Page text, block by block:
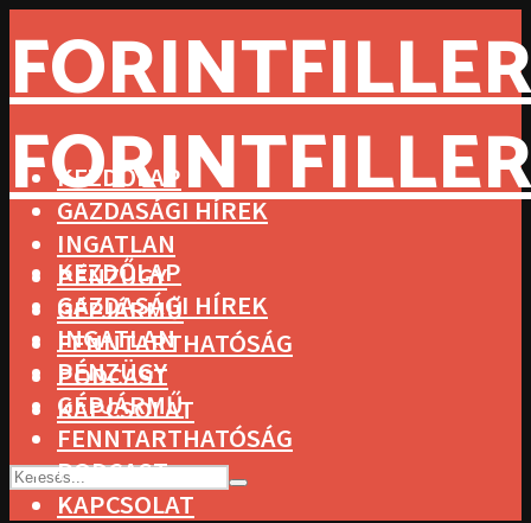
KEZDŐLAP
GAZDASÁGI HÍREK
INGATLAN
PÉNZÜGY
GÉPJÁRMŰ
FENNTARTHATÓSÁG
PODCAST
KAPCSOLAT
KEZDŐLAP
GAZDASÁGI HÍREK
INGATLAN
PÉNZÜGY
GÉPJÁRMŰ
FENNTARTHATÓSÁG
PODCAST
KAPCSOLAT